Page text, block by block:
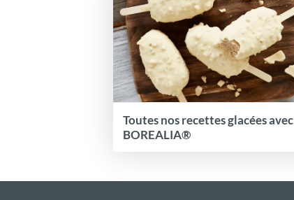
Toutes nos recettes glacées avec
BOREALIA®